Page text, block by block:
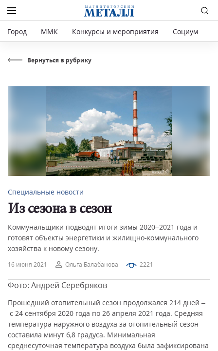
Город ММК Конкурсы и мероприятия Социум
Вернуться в рубрику
16 июня 2021 Ольга Балабанова 2221
Специальные новости
Из сезона в сезон
Коммунальщики подводят итоги зимы 2020–2021 года и
готовят объекты энергетики и жилищно-коммунального
хозяйства к новому сезону.
Фото: Андрей Серебряков
Прошедший отопительный сезон продолжался 214 дней –
с 24 сентября 2020 года по 26 апреля 2021 года. Средняя
температура наружного воздуха за отопительный сезон
составила минут 6,8 градуса. Минимальная
среднесуточная температура воздуха была зафиксирована